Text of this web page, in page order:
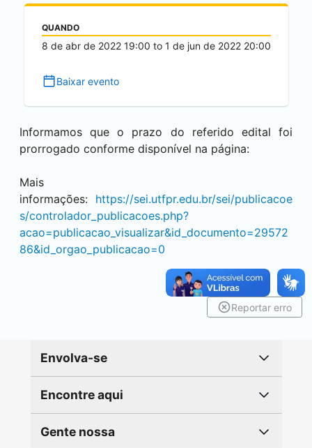
QUANDO
8 de abr de 2022 19:00 to 1 de jun de 2022 20:00
Baixar evento
Informamos que o prazo do referido edital foi
prorrogado conforme disponível na página:
Mais
informações: https://sei.utfpr.edu.br/sei/publicacoe
s/controlador_publicacoes.php?
acao=publicacao_visualizar&id_documento=29572
86&id_orgao_publicacao=0
Reportar erro
Envolva-se
Encontre aqui
Gente nossa